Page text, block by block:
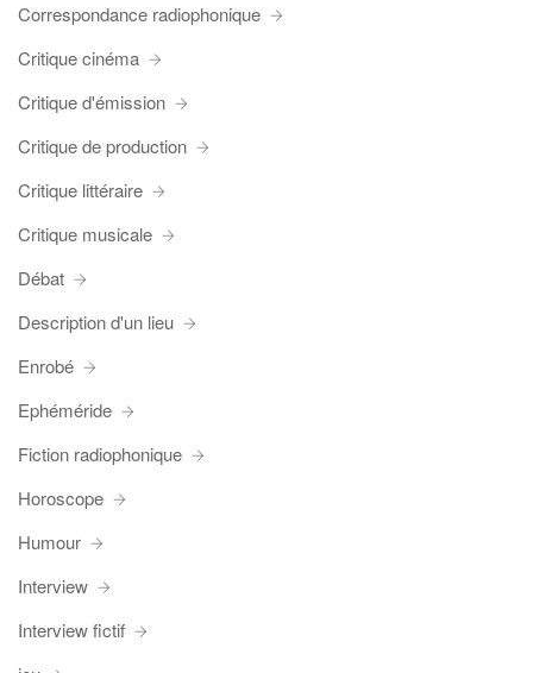
Correspondance radiophonique
Critique cinéma
Critique d'émission
Critique de production
Critique littéraire
Critique musicale
Débat
Description d'un lieu
Enrobé
Ephéméride
Fiction radiophonique
Horoscope
Humour
Interview
Interview fictif